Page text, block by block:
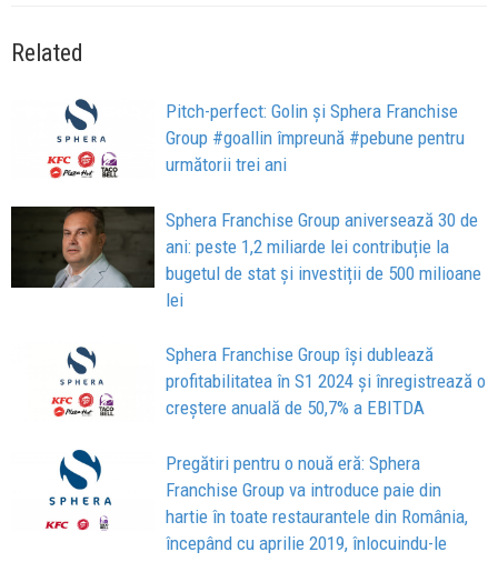
Related
Pitch-perfect: Golin și Sphera Franchise
Group #goallin împreună #pebune pentru
următorii trei ani
Sphera Franchise Group aniversează 30 de
ani: peste 1,2 miliarde lei contribuție la
bugetul de stat și investiții de 500 milioane
lei
Sphera Franchise Group își dublează
profitabilitatea în S1 2024 și înregistrează o
creștere anuală de 50,7% a EBITDA
Pregătiri pentru o nouă eră: Sphera
Franchise Group va introduce paie din
hartie în toate restaurantele din România,
începând cu aprilie 2019, înlocuindu-le